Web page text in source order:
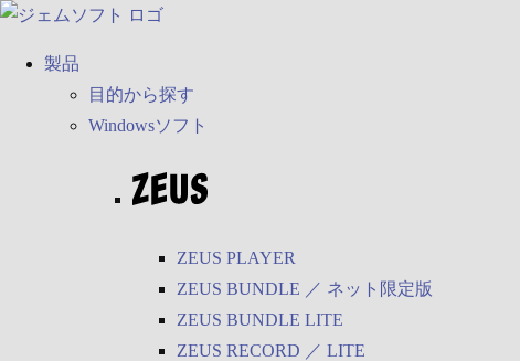
製品
目的から探す
Windowsソフト
ZEUS PLAYER
ZEUS BUNDLE ／ ネット限定版
ZEUS BUNDLE LITE
ZEUS RECORD ／ LITE